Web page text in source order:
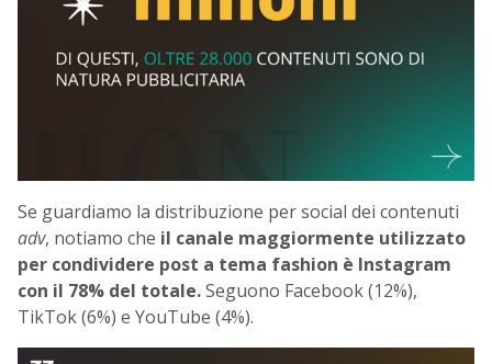
Se guardiamo la distribuzione per social dei contenuti
adv, notiamo che il canale maggiormente utilizzato
per condividere post a tema fashion è Instagram
con il 78% del totale.Seguono Facebook (12%),
TikTok (6%) e YouTube (4%).